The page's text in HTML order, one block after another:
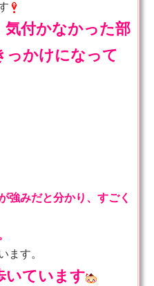
気付かなかった部
っかけになって
強みだと分かり、すごく
ます。
いています